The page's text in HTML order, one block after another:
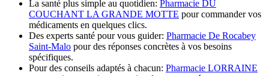
La santé plus simple au quotidien: Pharmacie DU
COUCHANT LA GRANDE MOTTE pour commander vos
médicaments en quelques clics.
Des experts santé pour vous guider: Pharmacie De Rocabey
Saint-Malo pour des réponses concrètes à vos besoins
spécifiques.
Pour des conseils adaptés à chacun: Pharmacie LORRAINE